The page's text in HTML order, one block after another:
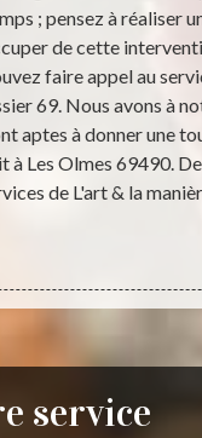
; pensez à réaliser
de cette
faire appel au
69. Nous avons à
aptes à donner une
Les Olmes 69490.
de L'art & la
service